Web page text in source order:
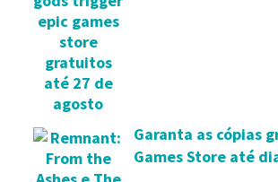
Garanta as cópias
Games Store até